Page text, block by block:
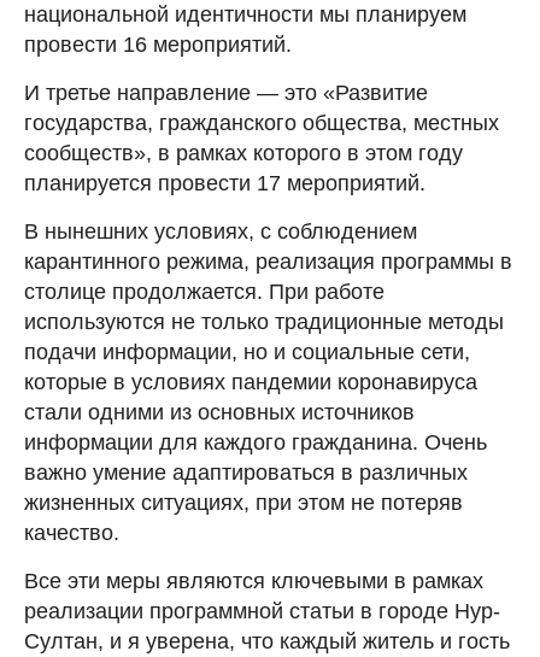
национальной идентичности мы планируем
провести 16 мероприятий.
И третье направление — это «Развитие
государства, гражданского общества, местных
сообществ», в рамках которого в этом году
планируется провести 17 мероприятий.
В нынешних условиях, с соблюдением
карантинного режима, реализация программы в
столице продолжается. При работе
используются не только традиционные методы
подачи информации, но и социальные сети,
которые в условиях пандемии коронавируса
стали одними из основных источников
информации для каждого гражданина. Очень
важно умение адаптироваться в различных
жизненных ситуациях, при этом не потеряв
качество.
Все эти меры являются ключевыми в рамках
реализации программной статьи в городе Нур-
Султан, и я уверена, что каждый житель и гость